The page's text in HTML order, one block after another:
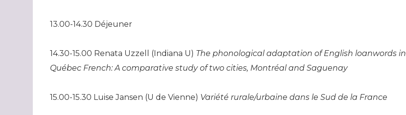
13.00-14.30 Déjeuner
14.30-15.00 Renata Uzzell (Indiana U) The phonological adaptation of English loanwords in
Québec French: A comparative study of two cities, Montréal and Saguenay
15.00-15.30 Luise Jansen (U de Vienne) Variété rurale/urbaine dans le Sud de la France